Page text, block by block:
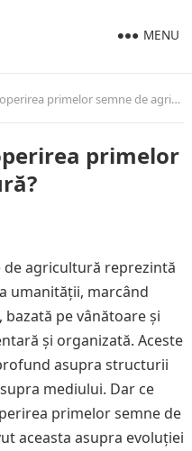
MENU
primelor semne de agricultură?
primelor
agricultură reprezintă
umanității, marcând
pe vânătoare și
și organizată. Aceste
asupra structurii
mediului. Dar ce
primelor semne de
aceasta asupra evoluției